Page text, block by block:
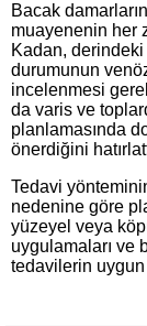
Bacak
muayenenin her
Kadan, derindeki
durumunun
incelenmesi
da varis ve
planlamasında
önerdiğini
Tedavi
nedenine göre
yüzeyel veya
uygulamaları ve
tedavilerin